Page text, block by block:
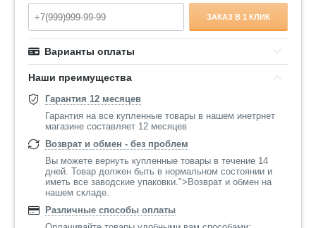
ЗАКАЗ В 1 КЛИК
Варианты оплаты
Наши преимущества
Гарантия 12 месяцев
Гарантия на все купленные товары в нашем инетрнет
магазине составляет 12 месяцев
Возврат и обмен - без проблем
Вы можете вернуть купленные товары в течение 14
дней. Товар должен быть в нормальном состоянии и
иметь все заводские упаковки.">Возврат и обмен на
нашем складе.
Различные способы оплаты